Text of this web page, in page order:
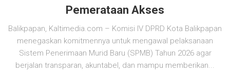
Pemerataan Akses
Balikpapan, Kaltimedia.com – Komisi IV DPRD Kota Balikpapan
menegaskan komitmennya untuk mengawal pelaksanaan
Sistem Penerimaan Murid Baru (SPMB) Tahun 2026 agar
berjalan transparan, akuntabel, dan mampu memberikan...